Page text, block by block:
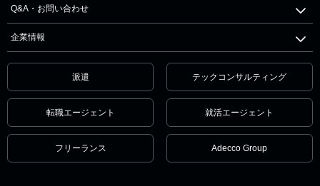
Q&A・お問い合わせ
企業情報
派遣 テックコンサルティング
転職エージェント 就活エージェント
フリーランス Adecco Group